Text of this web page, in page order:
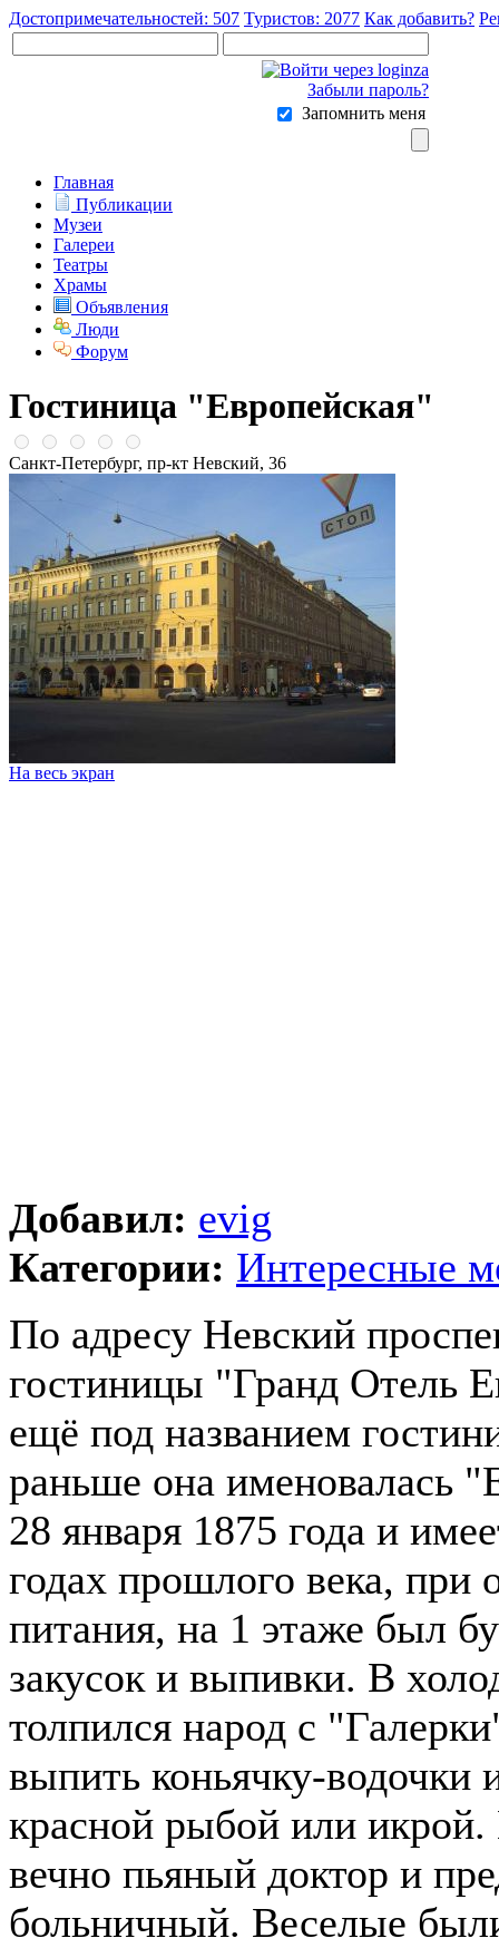
Достопримечательностей: 507 Туристов: 2077 Как добавить?
Забыли пароль?
Запомнить меня
Главная
Публикации
Музеи
Галереи
Театры
Храмы
Объявления
Люди
Форум
Гостиница "Европейская"
Санкт-Петербург, пр-кт Невский, 36
На весь экран
Добавил: evig
Категории: Интересные
По адресу Невский
гостиницы "Гранд Отель
ещё под названием
раньше она именовалась
28 января 1875 года и
годах прошлого века,
питания, на 1 этаже был
закусок и выпивки. В
толпился народ с
выпить коньячку-водочки
красной рыбой или
вечно пьяный доктор и
больничный. Веселые